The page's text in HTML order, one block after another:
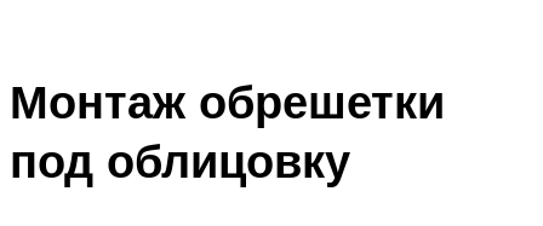
Монтаж обрешетки
под облицовку